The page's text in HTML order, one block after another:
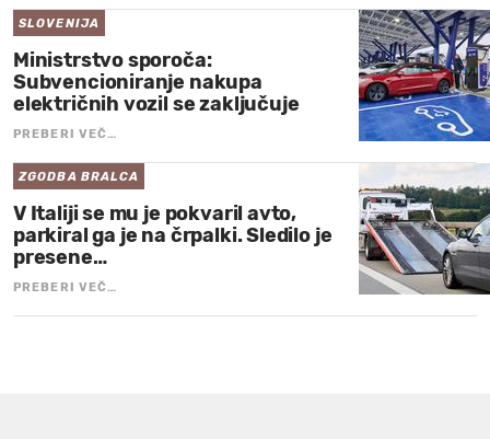
SLOVENIJA
Ministrstvo sporoča:
Subvencioniranje nakupa
električnih vozil se zaključuje
PREBERI VEČ…
ZGODBA BRALCA
V Italiji se mu je pokvaril avto,
parkiral ga je na črpalki. Sledilo je
presene…
PREBERI VEČ…